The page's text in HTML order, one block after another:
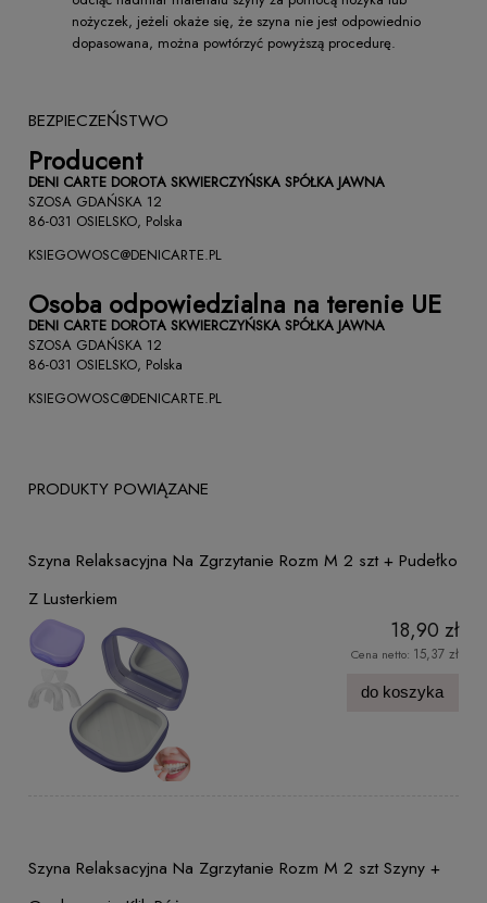
nożyczek, jeżeli okaże się, że szyna nie jest odpowiednio
dopasowana, można powtórzyć powyższą procedurę.
BEZPIECZEŃSTWO
Producent
DENI CARTE DOROTA SKWIERCZYŃSKA SPÓŁKA JAWNA
SZOSA GDAŃSKA 12
86-031 OSIELSKO, Polska
KSIEGOWOSC@DENICARTE.PL
Osoba odpowiedzialna na terenie UE
DENI CARTE DOROTA SKWIERCZYŃSKA SPÓŁKA JAWNA
SZOSA GDAŃSKA 12
86-031 OSIELSKO, Polska
KSIEGOWOSC@DENICARTE.PL
PRODUKTY POWIĄZANE
Szyna Relaksacyjna Na Zgrzytanie Rozm M 2 szt + Pudełko
Z Lusterkiem
18,90 zł
Cena netto: 15,37 zł
do koszyka
Szyna Relaksacyjna Na Zgrzytanie Rozm M 2 szt Szyny +